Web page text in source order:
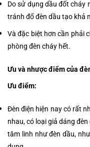
Do sử dụng dầu đốt cháy
tránh đổ đèn dầu tạo khả
Và đặc biệt hơn cần phải
phòng đèn cháy hết.
Ưu và nhược điểm của
Ưu điểm:
Đèn điện hiện nay có rất
nhau, có loại giả dáng
tâm linh như đèn dầu,